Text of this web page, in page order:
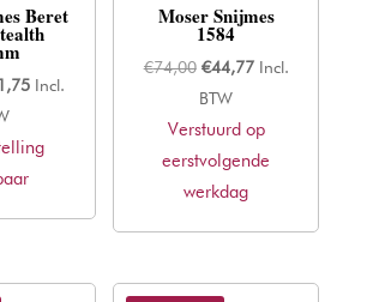
Beret
Huidige
is:
Incl.
Moser Snijmes
1584
€74,00 Oorspronkelijke
prijs
was:
€74,00.
€44,77Huidige
is:
€44,77.
Incl.
BTW
Verstuurd op
eerstvolgende
werkdag